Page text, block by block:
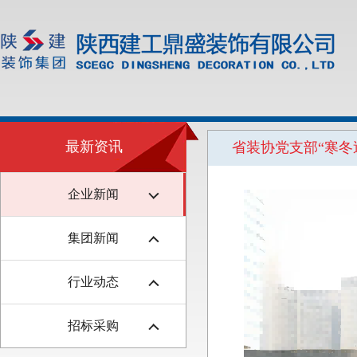
最新资讯
企业新闻
集团新闻
行业动态
招标采购
省装协党支部“寒